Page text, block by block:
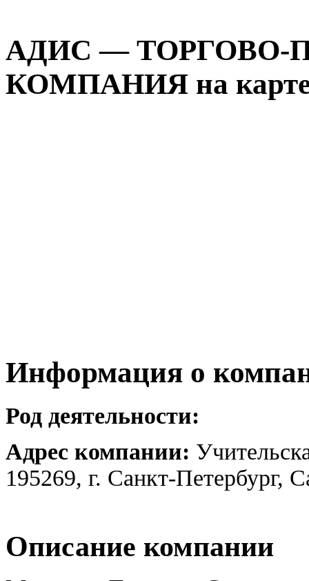
АДИС — ТОРГОВО-
КОМПАНИЯ на
Информация о
Род деятельности:
Адрес компании:
195269, г. Санкт-Петербург,
Описание компании